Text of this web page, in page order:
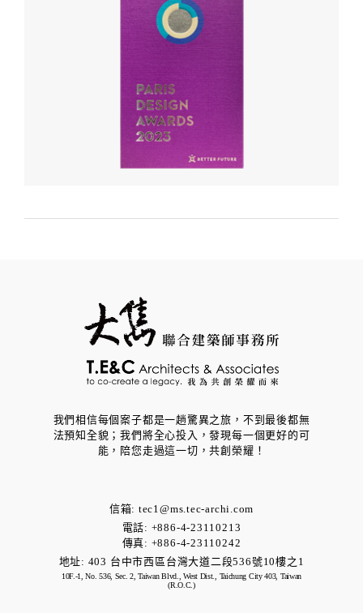
我們相信每個案子都是一趟驚異之旅，不到最後都無
法預知全貌；我們將全心投入，發現每一個更好的可
能，​陪您走過這一切，共創榮耀！
信箱: tec1@ms.tec-archi.com
電話: +886-4-23110213
傳真: +886-4-23110242
地址: 403 台中市西區台灣大道二段536號10樓之1
10F.-1, No. 536, Sec. 2, Taiwan Blvd., West Dist., Taichung City 403, Taiwan
(R.O.C.)